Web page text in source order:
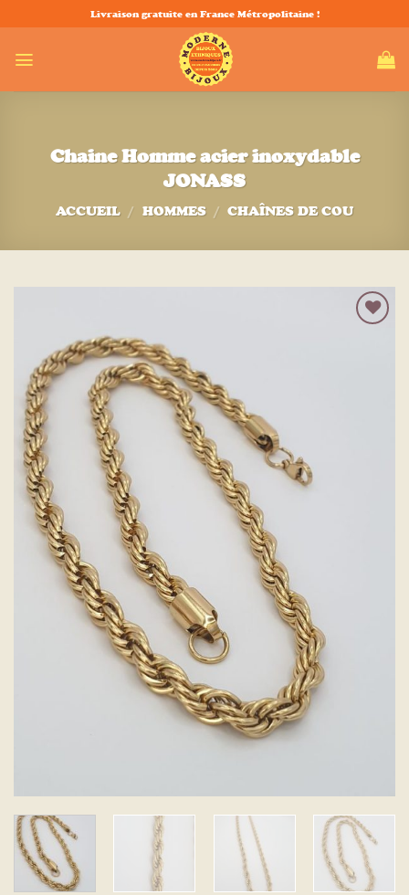
au
contenu
Livraison gratuite en France Métropolitaine !
Chaine Homme acier inoxydable
JONASS
ACCUEIL / HOMMES / CHAÎNES DE COU